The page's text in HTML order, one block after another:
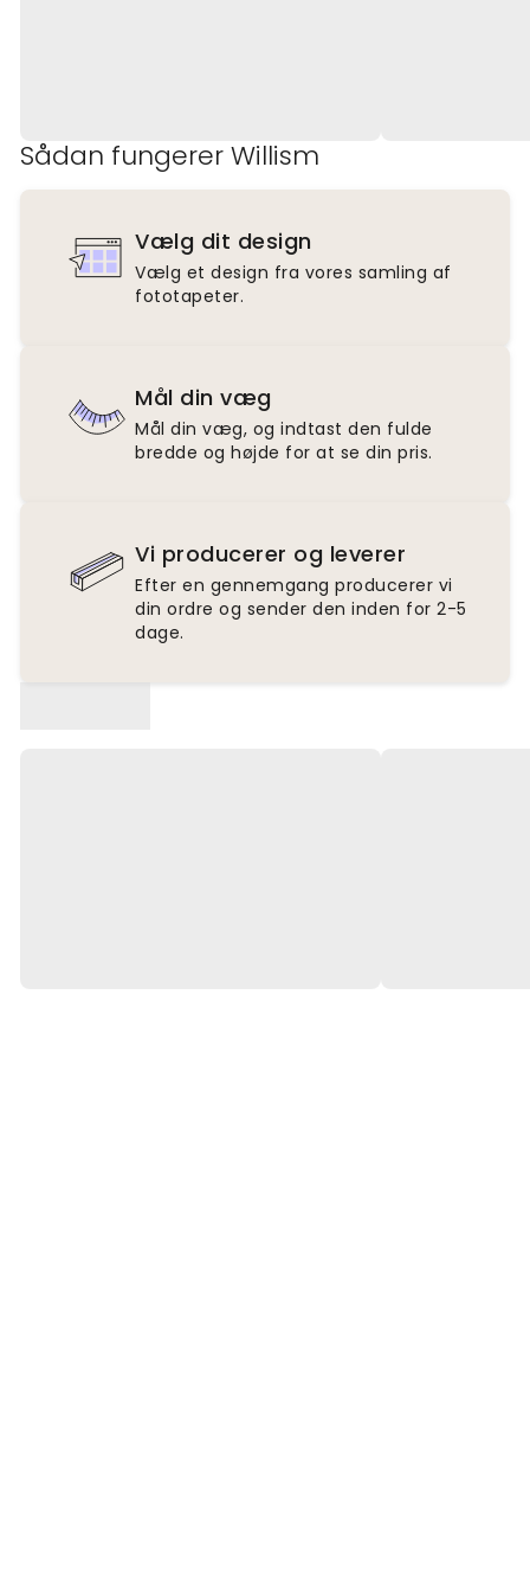
Sådan fungerer Willism
Vælg dit design
Vælg et design fra vores samling af
fototapeter.
Mål din væg
Mål din væg, og indtast den fulde
bredde og højde for at se din pris.
Vi producerer og leverer
Efter en gennemgang producerer vi
din ordre og sender den inden for 2-5
dage.